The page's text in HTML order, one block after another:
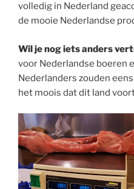
volledig in Nederland
de mooie Nederlandse
Wil je nog iets anders
voor Nederlandse boeren
Nederlanders zouden
het moois dat dit land